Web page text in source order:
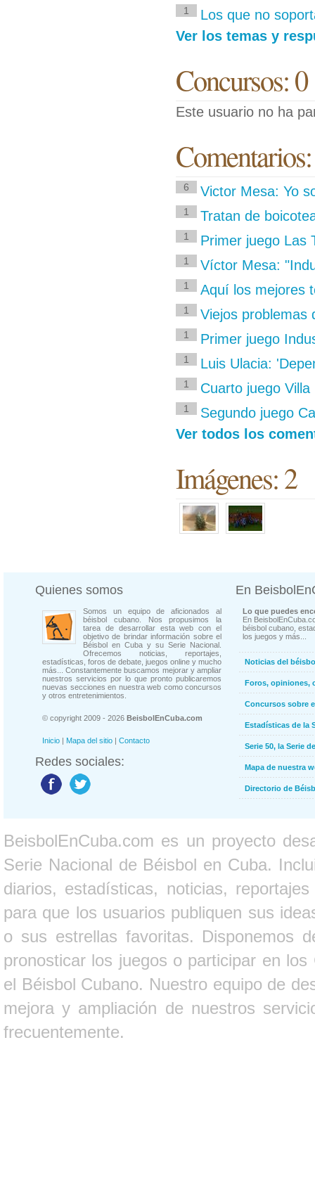
1
Los que no
Ver los temas y
Concursos: 0
Este usuario no ha
6 Victor Mesa: Yo
1 Tratan de
1 Primer juego Las
1 Víctor Mesa:
1 Aquí los mejores
1 Viejos problemas
1 Primer juego
1 Luis Ulacia:
1 Cuarto juego
1
Segundo juego
Ver todos los
Imágenes: 2
Quienes somos
Somos un equipo de aficionados al
béisbol cubano. Nos propusimos la
tarea de desarrollar esta web con el
objetivo de brindar información sobre el
Béisbol en Cuba y su Serie Nacional.
Ofrecemos noticias, reportajes,
estadísticas, foros de debate, juegos online y mucho
más... Constantemente buscamos mejorar y ampliar
nuestros servicios por lo que pronto publicaremos
nuevas secciones en nuestra web como concursos
y otros entretenimientos.
© copyright 2009 - 2026 BeisbolEnCuba.com
Inicio | Mapa del sitio | Contacto
Redes sociales:
En
Lo que puedes
En
béisbol cubano,
los juegos y más...
Noticias del
Foros, opiniones,
Concursos sobre
Estadísticas de la
Serie 50, la Serie
Mapa de nuestra
Directorio de
BeisbolEnCuba.com es un proyecto
Serie Nacional de Béisbol en Cuba.
diarios, estadísticas, noticias,
para que los usuarios publiquen sus
o sus estrellas favoritas. Disponemos
pronosticar los juegos o participar en
el Béisbol Cubano. Nuestro equipo de
mejora y ampliación de nuestros
frecuentemente.